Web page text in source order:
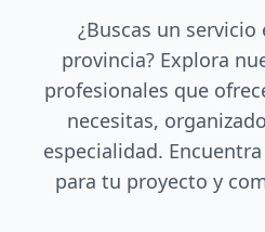
¿Buscas un
provincia? Explora
profesionales que
necesitas,
especialidad.
para tu proyecto y